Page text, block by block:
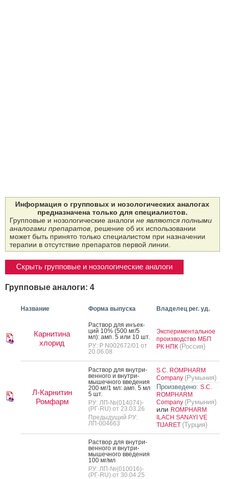
Информация о групповых и нозологических аналогах
предназначена только для специалистов.
Групповые и нозологические аналоги не являются полными
аналогами препаратов , решение об их использовании
может быть принято только специалистом при назначении
терапии в отсутствие препаратов первой линии.
Скрыть групповые и нозологические аналоги
Групповые аналоги: 4
Название Форма выпуска Владелец рег. уд.
Карнитина
хлорид
Рас­твор для инъ­ек­
ций 10% (500 мг/5
мл): амп. 5 или 10 шт.
РУ: Р N002672/01 от
20.06.08
Экспериментальное
производство МБП
РК НПК (Россия)
Л-Карнитин
Ромфарм
Рас­твор для внут­ри­
вен­но­го и внут­ри­
мышеч­но­го вве­дения
200 мг/1 мл: амп. 5 мл
5 шт.
РУ: ЛП-№(014074)-
(РГ-RU) от 23.03.26
Предыдущий РУ:
ЛП-004663
S.C. ROMPHARM
Company (Румыния)
Произведено: S.C.
ROMPHARM
Company (Румыния)
или ROMPHARM
ILACH SANAYI VE
TIJARET (Турция)
Рас­твор для внут­ри­
вен­но­го и внут­ри­
мышеч­но­го вве­дения
100 мг/мл
РУ: ЛП-№(010016)-
(РГ-RU) от 30.04.25